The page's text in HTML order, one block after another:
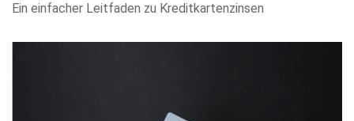
Ein einfacher Leitfaden zu Kreditkartenzinsen